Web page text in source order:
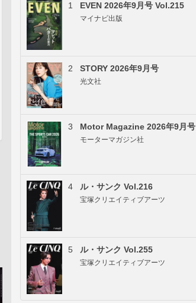
1 EVEN 2026年9月号 Vol.215
マイナビ出版
2 STORY 2026年9月号
光文社
3 Motor Magazine 2026年9月号
モーターマガジン社
4 ル・サンク Vol.216
宝塚クリエイティブアーツ
5 ル・サンク Vol.255
宝塚クリエイティブアーツ